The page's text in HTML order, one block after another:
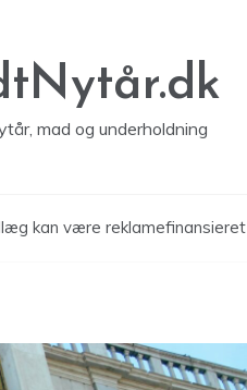
mad og underholdning
kan være reklamefinansieret